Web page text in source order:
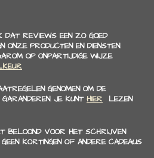
DAT REVIEWS EEN ZO GOED
PRODUCTEN EN DIENSTEN.
OP ONPARTIJDIGE WIJZE
GENOMEN OM DE
JE KUNT HIER LEZEN
BELOOND VOOR HET SCHRIJVEN
KORTINGEN OF ANDERE CADEAUS